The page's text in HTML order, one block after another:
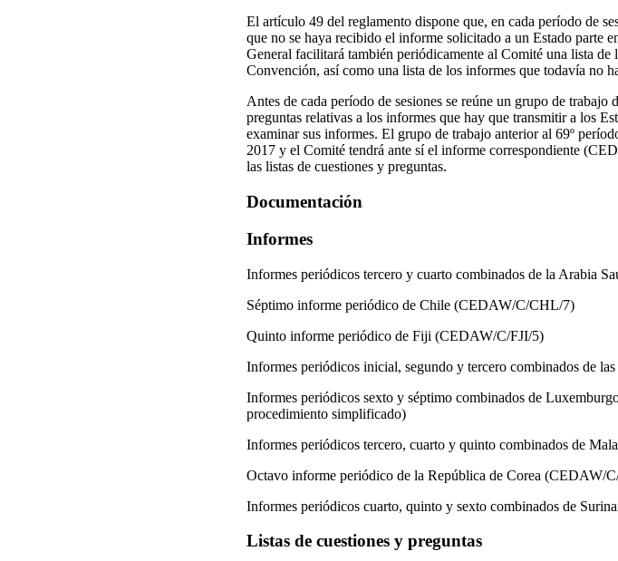
El artículo 49 del reglamento dispone que, en cada período de
que no se haya recibido el informe solicitado a un Estado parte
General facilitará también periódicamente al Comité una lista de
Convención, así como una lista de los informes que todavía no
Antes de cada período de sesiones se reúne un grupo de
preguntas relativas a los informes que hay que transmitir a los
examinar sus informes. El grupo de trabajo anterior al 69º
2017 y el Comité tendrá ante sí el informe correspondiente
las listas de cuestiones y preguntas.
Documentación
Informes
Informes periódicos tercero y cuarto combinados de la Arabia
Séptimo informe periódico de Chile (CEDAW/C/CHL/7)
Quinto informe periódico de Fiji (CEDAW/C/FJI/5)
Informes periódicos inicial, segundo y tercero combinados de
Informes periódicos sexto y séptimo combinados de
procedimiento simplificado)
Informes periódicos tercero, cuarto y quinto combinados de
Octavo informe periódico de la República de Corea (CEDAW/
Informes periódicos cuarto, quinto y sexto combinados de
Listas de cuestiones y preguntas